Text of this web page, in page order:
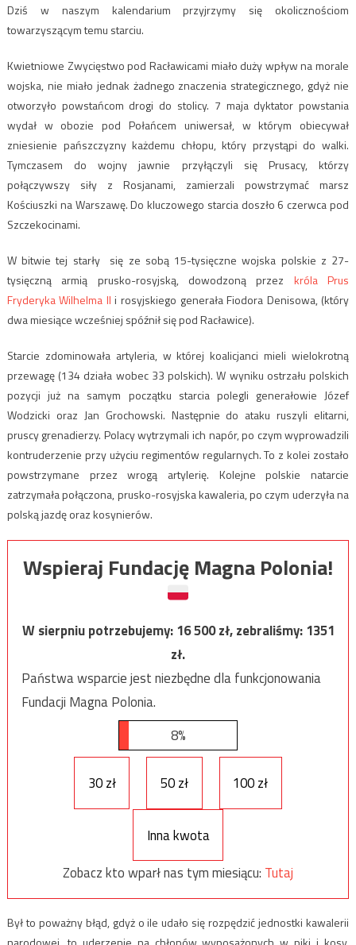
Dziś w naszym kalendarium przyjrzymy się okolicznościom
towarzyszącym temu starciu.
Kwietniowe Zwycięstwo pod Racławicami miało duży wpływ na morale
wojska, nie miało jednak żadnego znaczenia strategicznego, gdyż nie
otworzyło powstańcom drogi do stolicy. 7 maja dyktator powstania
wydał w obozie pod Połańcem uniwersał, w którym obiecywał
zniesienie pańszczyzny każdemu chłopu, który przystąpi do walki.
Tymczasem do wojny jawnie przyłączyli się Prusacy, którzy
połączywszy siły z Rosjanami, zamierzali powstrzymać marsz
Kościuszki na Warszawę. Do kluczowego starcia doszło 6 czerwca pod
Szczekocinami.
W bitwie tej starły się ze sobą 15-tysięczne wojska polskie z 27-
tysięczną armią prusko-rosyjską, dowodzoną przez króla Prus
Fryderyka Wilhelma II i rosyjskiego generała Fiodora Denisowa, (który
dwa miesiące wcześniej spóźnił się pod Racławice).
Starcie zdominowała artyleria, w której koalicjanci mieli wielokrotną
przewagę (134 działa wobec 33 polskich). W wyniku ostrzału polskich
pozycji już na samym początku starcia polegli generałowie Józef
Wodzicki oraz Jan Grochowski. Następnie do ataku ruszyli elitarni,
pruscy grenadierzy. Polacy wytrzymali ich napór, po czym wyprowadzili
kontruderzenie przy użyciu regimentów regularnych. To z kolei zostało
powstrzymane przez wrogą artylerię. Kolejne polskie natarcie
zatrzymała połączona, prusko-rosyjska kawaleria, po czym uderzyła na
polską jazdę oraz kosynierów.
Wspieraj Fundację Magna Polonia!
W sierpniu potrzebujemy:16 500zł, zebraliśmy:1351
zł.
Państwa wsparcie jest niezbędne dla funkcjonowania
Fundacji Magna Polonia.
8%
30 zł 50 zł 100 zł
Inna kwota
Zobacz kto wparł nas tym miesiącu: Tutaj
Był to poważny błąd, gdyż o ile udało się rozpędzić jednostki kawalerii